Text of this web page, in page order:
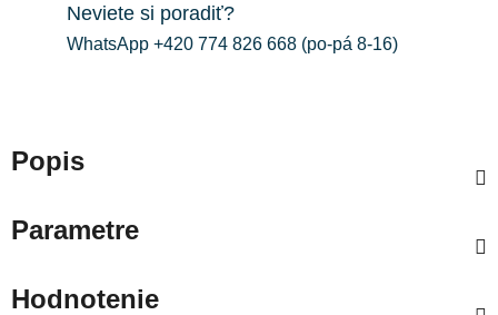
Neviete si poradiť?
WhatsApp +420 774 826 668 (po-pá 8-16)
Popis
Parametre
Hodnotenie